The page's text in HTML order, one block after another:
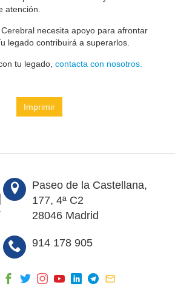
atención.
necesita apoyo para afrontar
legado contribuirá a superarlos.
tu legado, contacta con nosotros.
Imprimir
Paseo de la Castellana,
177, 4ª C2
28046 Madrid
914 178 905